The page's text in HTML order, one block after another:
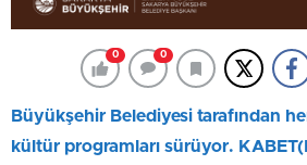
0 0
Büyükşehir Belediyesi tarafından
kültür programları sürüyor.